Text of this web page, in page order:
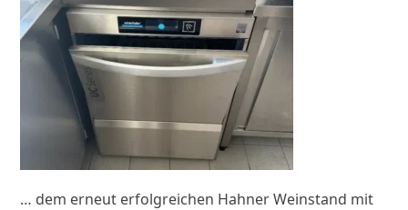
… dem erneut erfolgreichen Hahner Weinstand mit